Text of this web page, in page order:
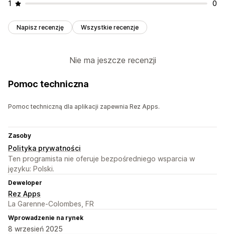
1 0
Napisz recenzję Wszystkie recenzje
Nie ma jeszcze recenzji
Pomoc techniczna
Pomoc techniczną dla aplikacji zapewnia Rez Apps.
Zasoby
Polityka prywatności
Ten programista nie oferuje bezpośredniego wsparcia w
języku: Polski.
Deweloper
Rez Apps
La Garenne-Colombes, FR
Wprowadzenie na rynek
8 wrzesień 2025